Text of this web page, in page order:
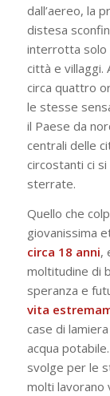
dall’aereo, la
distesa
interrotta solo
città e villaggi.
circa quattro
le stesse
il Paese da
centrali delle
circostanti ci
sterrate.
Quello che
giovanissima
circa 18 anni,
moltitudine di
speranza e
vita
case di
acqua
svolge per le
molti lavorano